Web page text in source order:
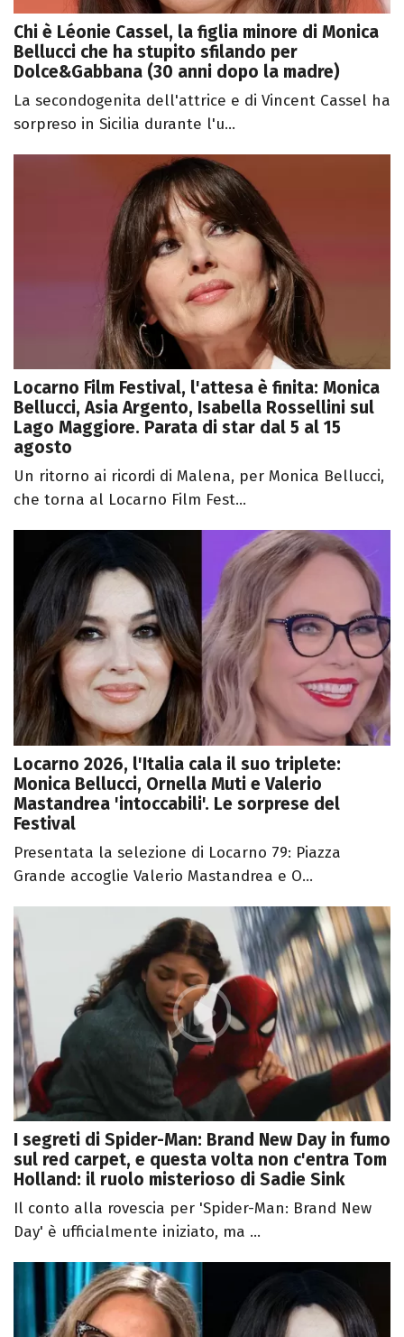
Chi è Léonie Cassel, la figlia minore di Monica
Bellucci che ha stupito sfilando per
Dolce&Gabbana (30 anni dopo la madre)
La secondogenita dell'attrice e di Vincent Cassel ha
sorpreso in Sicilia durante l'u...
Locarno Film Festival, l'attesa è finita: Monica
Bellucci, Asia Argento, Isabella Rossellini sul
Lago Maggiore. Parata di star dal 5 al 15
agosto
Un ritorno ai ricordi di Malena, per Monica Bellucci,
che torna al Locarno Film Fest...
Locarno 2026, l'Italia cala il suo triplete:
Monica Bellucci, Ornella Muti e Valerio
Mastandrea 'intoccabili'. Le sorprese del
Festival
Presentata la selezione di Locarno 79: Piazza
Grande accoglie Valerio Mastandrea e O...
I segreti di Spider-Man: Brand New Day in fumo
sul red carpet, e questa volta non c'entra Tom
Holland: il ruolo misterioso di Sadie Sink
Il conto alla rovescia per 'Spider-Man: Brand New
Day' è ufficialmente iniziato, ma ...